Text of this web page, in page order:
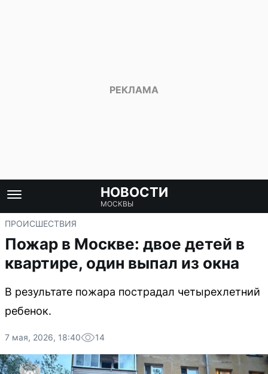
НОВОСТИ
МОСКВЫ
ПРОИСШЕСТВИЯ
Пожар в Москве: двое детей в
квартире, один выпал из окна
В результате пожара пострадал четырехлетний
ребенок.
7 мая, 2026, 18:40 14